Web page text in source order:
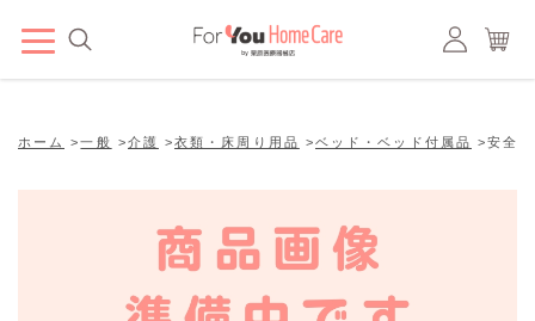
ホーム >一般 >介護 >衣類・床周り用品 >ベッド・ベッド付属品 >安全